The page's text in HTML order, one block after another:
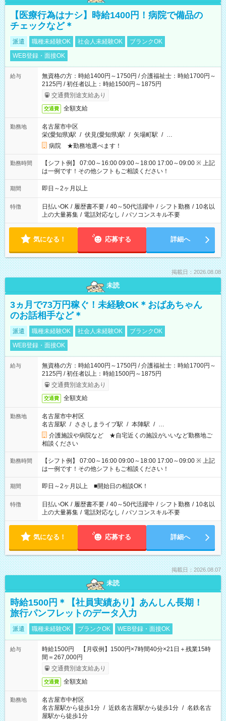
【医療行為はナシ】時給1400円！病院で備品の
チェックなど＊
派遣 職種未経験OK 社会人未経験OK
ブランクOK
WEB登録・面接OK
給与
無資格の方：時給1400円～1750円 / 介護福祉士：時給1700円～
2125円 / 初任者以上：時給1500円～1875円
交通費別途支給あり
交通費 全額支給
勤務地
名古屋市中区
栄(愛知県)駅 / 伏見(愛知県)駅 / 矢場町駅 / …
病院 ★勤務地選べます！
勤務時間
【シフト例】 07:00～16:00 09:00～18:00 17:00～09:00 ※ 上記
は一例です！その他シフトもご相談ください！
期間 即日～2ヶ月以上
特徴 日払いOK / 履歴書不要 / 40～50代活躍中 / シフト勤務 / 10名以
上の大量募集 / 電話対応なし / パソコンスキル不要
気になる！ 応募する 詳細へ
掲載日：2026.08.08
未読
3ヵ月で73万円稼ぐ！未経験OK＊おばあちゃん
のお話相手など＊
派遣 職種未経験OK 社会人未経験OK
ブランクOK
WEB登録・面接OK
給与
無資格の方：時給1400円～1750円 / 介護福祉士：時給1700円～
2125円 / 初任者以上：時給1500円～1875円
交通費別途支給あり
交通費 全額支給
勤務地
名古屋市中村区
名古屋駅 / ささしまライブ駅 / 本陣駅 / …
介護施設や病院など ★自宅近くの施設がいいなど勤務地ご
相談ください
勤務時間
【シフト例】 07:00～16:00 09:00～18:00 17:00～09:00 ※ 上記
は一例です！その他シフトもご相談ください！
期間 即日～2ヶ月以上 ■開始日の相談OK！
特徴 日払いOK / 履歴書不要 / 40～50代活躍中 / シフト勤務 / 10名以
上の大量募集 / 電話対応なし / パソコンスキル不要
気になる！ 応募する 詳細へ
掲載日：2026.08.07
未読
時給1500円＊【社員実績あり】あんしん長期！
旅行パンフレットのデータ入力
派遣 職種未経験OK ブランクOK WEB登録・面接OK
給与
時給1500円 【月収例】1500円×7時間40分×21日＋残業15時
間＝267,000円
交通費別途支給あり
交通費 全額支給
勤務地
名古屋市中村区
名古屋駅から徒歩1分 / 近鉄名古屋駅から徒歩1分 / 名鉄名古
屋駅から徒歩1分